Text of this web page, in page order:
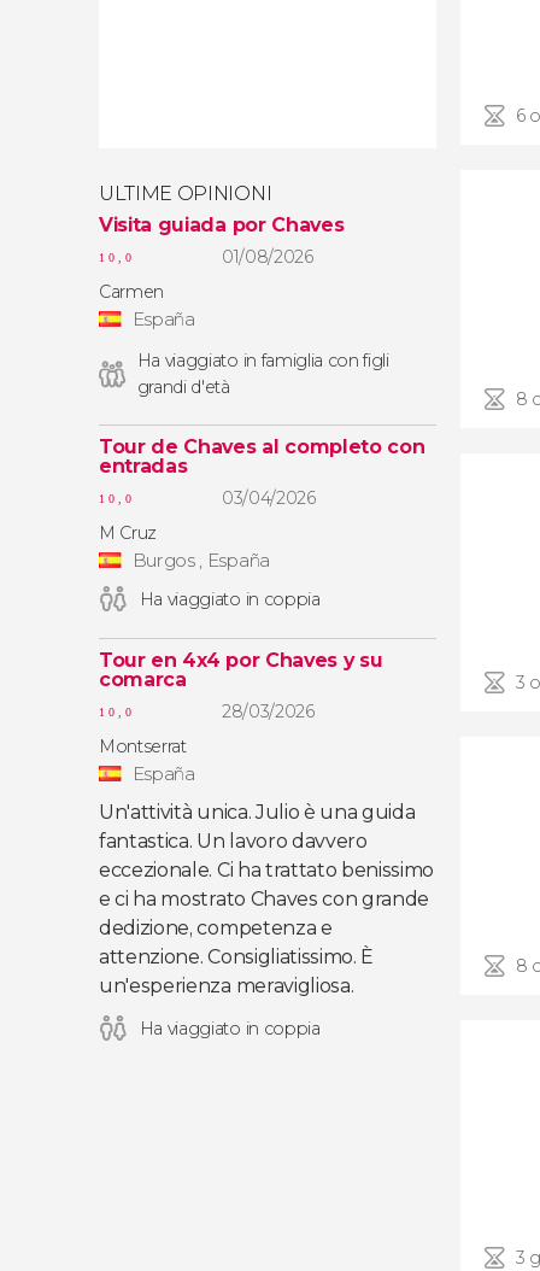
ULTIME OPINIONI
Visita guiada por Chaves
10,0
01/08/2026
Carmen
España
Ha viaggiato in famiglia con figli
grandi d'età
Tour de Chaves al completo con
entradas
10,0
03/04/2026
M Cruz
Burgos , España
Ha viaggiato in coppia
Tour en 4x4 por Chaves y su
comarca
10,0
28/03/2026
Montserrat
España
Un'attività unica. Julio è una guida
fantastica. Un lavoro davvero
eccezionale. Ci ha trattato benissimo
e ci ha mostrato Chaves con grande
dedizione, competenza e
attenzione. Consigliatissimo. È
un'esperienza meravigliosa.
Ha viaggiato in coppia
6
8
3
8
3